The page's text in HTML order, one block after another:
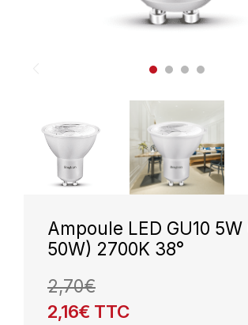
Ampoule LED GU10 5W
50W) 2700K 38°
2,70€
2,16€ TTC